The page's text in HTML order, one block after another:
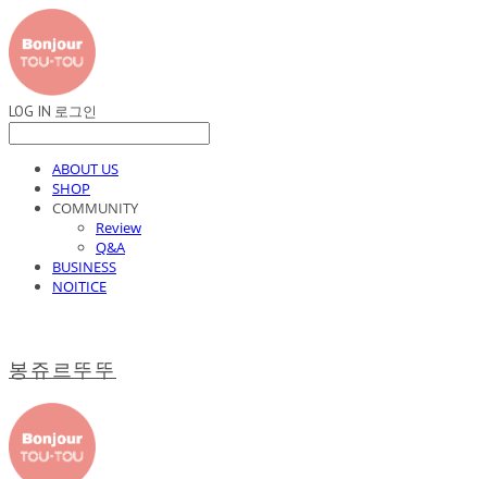
LOG IN 로그인
ABOUT US
SHOP
COMMUNITY
Review
Q&A
BUSINESS
NOITICE
봉쥬르뚜뚜